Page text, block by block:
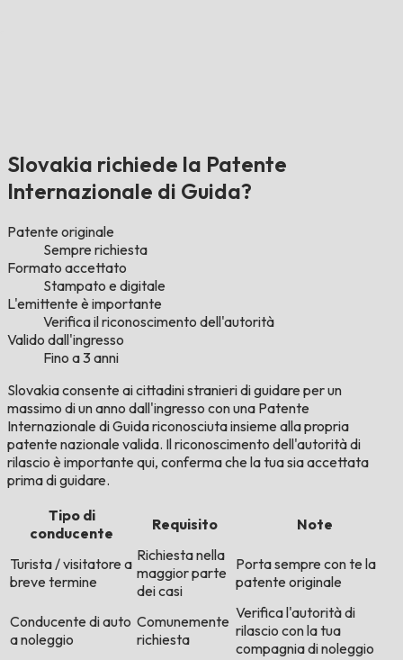
Slovakia richiede la Patente
Internazionale di Guida?
Patente originale
Sempre richiesta
Formato accettato
Stampato e digitale
L'emittente è importante
Verifica il riconoscimento dell'autorità
Valido dall'ingresso
Fino a 3 anni
Slovakia consente ai cittadini stranieri di guidare per un
massimo di un anno dall'ingresso con una Patente
Internazionale di Guida riconosciuta insieme alla propria
patente nazionale valida. Il riconoscimento dell'autorità di
rilascio è importante qui, conferma che la tua sia accettata
prima di guidare.
Tipo di
conducente
Requisito Note
Turista / visitatore a
breve termine
Richiesta nella
maggior parte
dei casi
Porta sempre con te la
patente originale
Conducente di auto
a noleggio
Comunemente
richiesta
Verifica l'autorità di
rilascio con la tua
compagnia di noleggio